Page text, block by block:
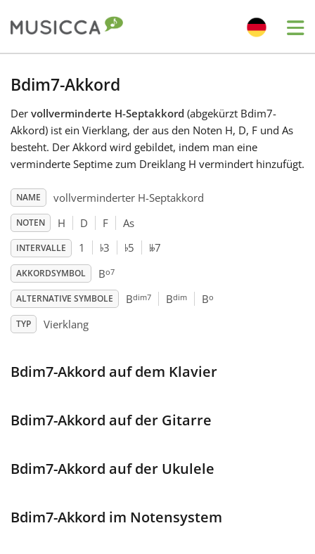
Български
Dansk
English
Español
Italiano
日本語
Bdim7-Akkord
Der vollverminderte H-Septakkord (abgekürzt Bdim7-
Akkord) ist ein Vierklang, der aus den Noten H, D, F und As
besteht. Der Akkord wird gebildet, indem man eine
verminderte Septime zum Dreiklang H vermindert hinzufügt.
NAME vollverminderter H-Septakkord
NOTEN H D F As
INTERVALLE 1 ♭3 ♭5 𝄫7
AKKORDSYMBOL Bo7
ALTERNATIVE SYMBOLE Bdim7 Bdim Bo
TYP Vierklang
Bdim7-Akkord auf dem Klavier
Bdim7-Akkord auf der Gitarre
Bdim7-Akkord auf der Ukulele
Bdim7-Akkord im Notensystem